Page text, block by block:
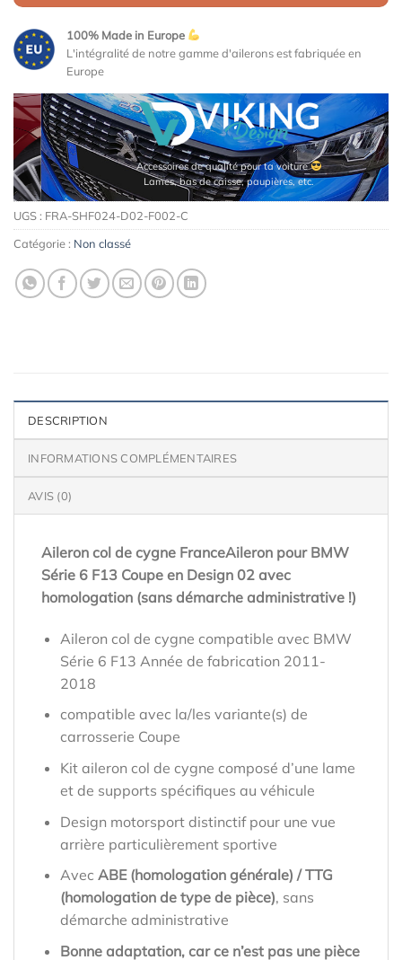
100% Made in Europe
L'intégralité de notre gamme d'ailerons est fabriquée en
Europe
Accessoires de qualité pour ta voiture
Lames, bas de caisse, paupières, etc.
UGS : FRA-SHF024-D02-F002-C
Catégorie : Non classé
DESCRIPTION
INFORMATIONS COMPLÉMENTAIRES
AVIS (0)
Aileron col de cygne FranceAileron pour BMW
Série 6 F13 Coupe en Design 02 avec
homologation (sans démarche administrative !)
Aileron col de cygne compatible avec BMW
Série 6 F13 Année de fabrication 2011-
2018
compatible avec la/les variante(s) de
carrosserie Coupe
Kit aileron col de cygne composé d’une lame
et de supports spécifiques au véhicule
Design motorsport distinctif pour une vue
arrière particulièrement sportive
Avec ABE (homologation générale) / TTG
(homologation de type de pièce), sans
démarche administrative
Bonne adaptation, car ce n’est pas une pièce